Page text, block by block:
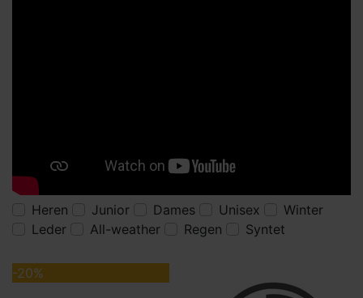
Heren Junior Dames Unisex
Winter
Leder
All-weather Regen Syntet
-20%